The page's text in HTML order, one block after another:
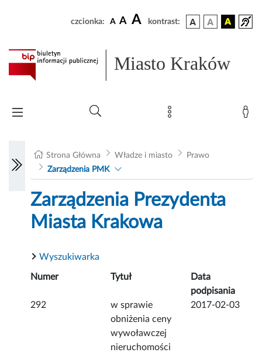
czcionka: A A A kontrast:
Miasto Kraków
Strona Główna Władze i miasto
Prawo
Zarządzenia PMK
Zarządzenia Prezydenta
Miasta Krakowa
Wyszukiwarka
Numer Tytuł
Data
podpisania
292
w sprawie
obniżenia ceny
wywoławczej
nieruchomości
2017-02-03